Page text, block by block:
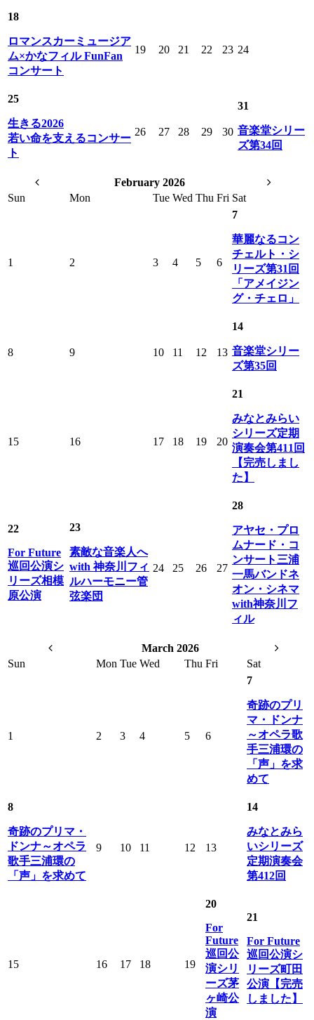
18
ロマンスカーミュージア
ム×かなフィル FunFan
コンサート
19 20 21 22 23 24
25
生きる2026
若い命を支えるコンサー
ト
26 27 28 29 30
31
音楽堂シリー
ズ第34回
February 2026
Sun
Mon Tue Wed Thu Fri Sat
1 2 3 4 5 6
7
華麗なるコン
チェルト・シ
リーズ第31回
「アメイジン
グ・チェロ」
8 9 10 11 12 13
14
音楽堂シリー
ズ第35回
15 16 17 18 19 20
21
みなとみらい
シリーズ定期
演奏会第411回
【完売しまし
た】
22
For Future
巡回公演シ
リーズ相模
原公演
23
素敵な音楽人へ
with 神奈川フィ
ルハーモニー管
弦楽団
24 25 26 27
28
アヤセ・プロ
ムナード・コ
ンサート三浦
一馬バンドネ
オン・シネマ
with神奈川フ
ィル
March 2026
Sun
Mon Tue Wed Thu Fri Sat
1 2 3 4 5 6
7
奇跡のプリ
マ・ドンナ
～オペラ歌
手三浦環の
「声」を求
めて
8
奇跡のプリマ・
ドンナ～オペラ
歌手三浦環の
「声」を求めて
9 10 11 12 13
14
みなとみら
いシリーズ
定期演奏会
第412回
15 16 17 18 19
20
For
Future
巡回公
演シリ
ーズ茅
ヶ崎公
演
21
For Future
巡回公演シ
リーズ町田
公演【完売
しました】